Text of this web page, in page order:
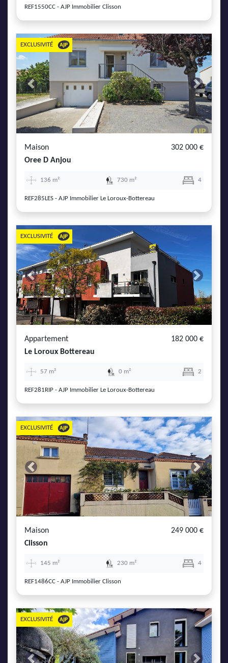
REF1550CC - AJP Immobilier Clisson
Previous Next
EXCLUSIVITÉ
Maison
302 000 €
Oree D Anjou
136 m² 730 m² 4
REF285LES - AJP Immobilier Le Loroux-Bottereau
Previous Next
EXCLUSIVITÉ
Appartement
182 000 €
Le Loroux Bottereau
57 m² 0 m² 2
REF281RIP - AJP Immobilier Le Loroux-Bottereau
Previous Next
EXCLUSIVITÉ
Maison
249 000 €
Clisson
145 m² 230 m² 4
REF1486CC - AJP Immobilier Clisson
EXCLUSIVITÉ